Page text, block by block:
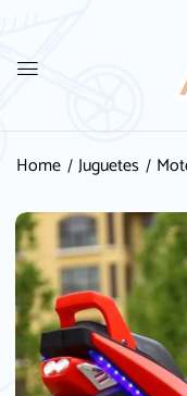
Home Juguetes